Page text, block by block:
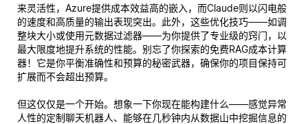
来灵活性，Azure提供成本效益高的嵌入，而Claude则以闪电般
的速度和高质量的输出表现突出。此外，这些优化技巧——如调
整块大小或使用元数据过滤器——为你提供了专业级的窍门，以
最大限度地提升系统的性能。别忘了你探索的免费RAG成本计算
器！它是你平衡准确性和预算的秘密武器，确保你的项目保持可
扩展而不会超出预算。
但这仅仅是一个开始。想象一下你现在能构建什么——感觉异常
人性的定制聊天机器人、能够在几秒钟内从数据山中挖掘信息的